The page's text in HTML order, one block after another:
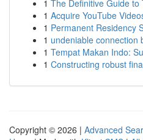
1 The Definitive Guide to
1 Acquire YouTube
1 Permanent Residency
1 undeniable connection
1 Tempat Makan Indo:
1 Constructing robust
Copyright © 2026 | Advanced